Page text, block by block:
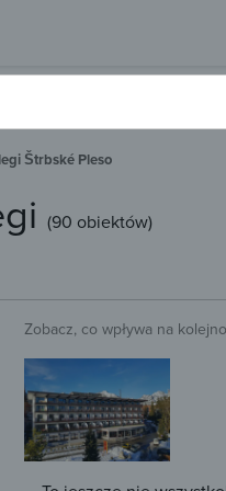
Štrbské Pleso
(90 obiektów)
Zobacz, co wpływa na